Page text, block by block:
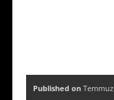
Published onTemmuz